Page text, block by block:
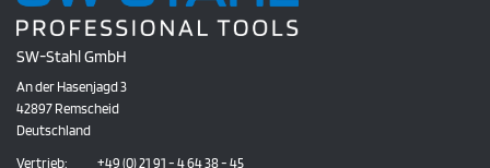
SW-Stahl GmbH
An der Hasenjagd 3
42897 Remscheid
Deutschland
Vertrieb:
+49 (0) 21 91 - 4 64 38 - 45